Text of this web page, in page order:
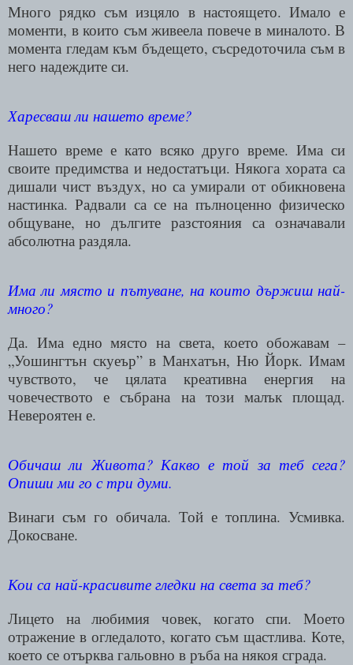
Много рядко съм изцяло в настоящето. Имало е
моменти, в които съм живеела повече в миналото. В
момента гледам към бъдещето, съсредоточила съм в
него надеждите си.
Харесваш ли нашето време?
Нашето време е като всяко друго време. Има си
своите предимства и недостатъци. Някога хората са
дишали чист въздух, но са умирали от обикновена
настинка. Радвали са се на пълноценно физическо
общуване, но дългите разстояния са означавали
абсолютна раздяла.
Има ли място и пътуване, на които държиш най-
много?
Да. Има едно място на света, което обожавам –
„Уошингтън скуеър” в Манхатън, Ню Йорк. Имам
чувството, че цялата креативна енергия на
човечеството е събрана на този малък площад.
Невероятен е.
Обичаш ли Живота? Какво е той за теб сега?
Опиши ми го с три думи.
Винаги съм го обичала. Той е топлина. Усмивка.
Докосване.
Кои са най-красивите гледки на света за теб?
Лицето на любимия човек, когато спи. Моето
отражение в огледалото, когато съм щастлива. Коте,
което се отърква гальовно в ръба на някоя сграда.